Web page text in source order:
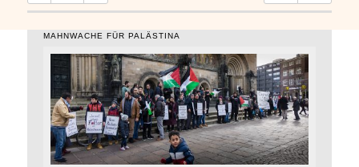
MAHNWACHE FÜR PALÄSTINA